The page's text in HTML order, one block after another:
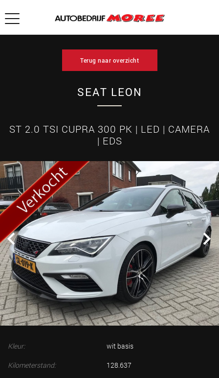
Terug naar overzicht
SEAT LEON
ST 2.0 TSI CUPRA 300 PK | LED | CAMERA
| EDS
Kleur: wit basis
Kilometerstand: 128.637